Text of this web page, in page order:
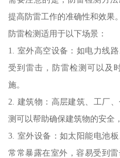
提高防雷工作的准确性和效果。
防雷检测适用于以下场景：
1. 室外高空设备：如电力线
受到雷击，防雷检测可以及
施。
2. 建筑物：高层建筑、工厂
测可以帮助确保建筑物的安全
3. 室外设备：如太阳能电池
常常暴露在室外，容易受到